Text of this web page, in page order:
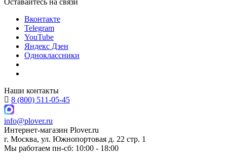
Вконтакте
Telegram
YouTube
Яндекс Дзен
Одноклассники
Наши контакты
8 (800) 511-05-45
info@plover.ru
Интернет-магазин Plover.ru
г. Москва, ул. Южнопортовая д. 22 стр. 1
Мы работаем пн-сб: 10:00 - 18:00